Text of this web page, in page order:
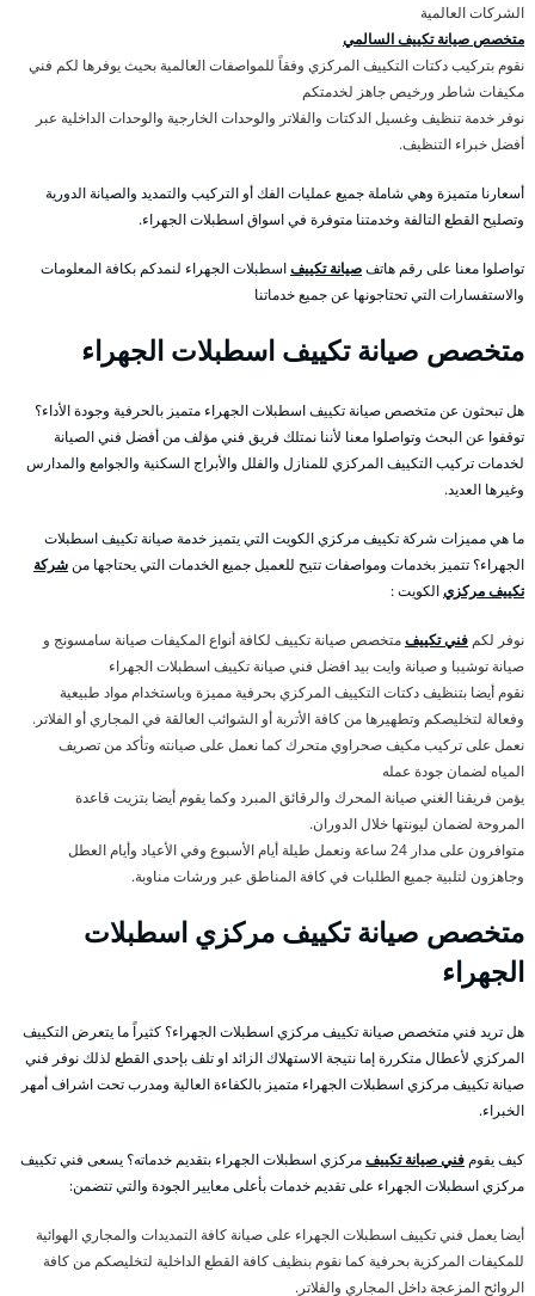
الشركات العالمية
متخصص صيانة تكييف السالمي
نقوم بتركيب دكتات التكييف المركزي وفقاً للمواصفات العالمية بحيث يوفرها لكم فني
مكيفات شاطر ورخيص جاهز لخدمتكم
نوفر خدمة تنظيف وغسيل الدكتات والفلاتر والوحدات الخارجية والوحدات الداخلية عبر
أفضل خبراء التنظيف.
أسعارنا متميزة وهي شاملة جميع عمليات الفك أو التركيب والتمديد والصيانة الدورية
وتصليح القطع التالفة وخدمتنا متوفرة في اسواق اسطبلات الجهراء.
تواصلوا معنا على رقم هاتفصيانة تكييفاسطبلات الجهراء لنمدكم بكافة المعلومات
والاستفسارات التي تحتاجونها عن جميع خدماتنا
متخصص صيانة تكييف اسطبلات الجهراء
هل تبحثون عن متخصص صيانة تكييف اسطبلات الجهراء متميز بالحرفية وجودة الأداء؟
توقفوا عن البحث وتواصلوا معنا لأننا نمتلك فريق فني مؤلف من أفضل فني الصيانة
لخدمات تركيب التكييف المركزي للمنازل والفلل والأبراج السكنية والجوامع والمدارس
وغيرها العديد.
ما هي مميزات شركة تكييف مركزي الكويت التي يتميز خدمة صيانة تكييف اسطبلات
الجهراء؟ تتميز بخدمات ومواصفات تتيح للعميل جميع الخدمات التي يحتاجها منشركة
تكييف مركزيالكويت :
نوفر لكم فني تكييفمتخصص صيانة تكييف لكافة أنواع المكيفات صيانة سامسونج و
صيانة توشيبا و صيانة وايت بيد افضل فني صيانة تكييف اسطبلات الجهراء
نقوم أيضا بتنظيف دكتات التكييف المركزي بحرفية مميزة وباستخدام مواد طبيعية
وفعالة لتخليصكم وتطهيرها من كافة الأتربة أو الشوائب العالقة في المجاري أو الفلاتر.
نعمل على تركيب مكيف صحراوي متحرك كما نعمل على صيانته وتأكد من تصريف
المياه لضمان جودة عمله
يؤمن فريقنا الغني صيانة المحرك والرقائق المبرد وكما يقوم أيضا بتزيت قاعدة
المروحة لضمان ليونتها خلال الدوران.
متوافرون على مدار 24 ساعة ونعمل طيلة أيام الأسبوع وفي الأعياد وأيام العطل
وجاهزون لتلبية جميع الطلبات في كافة المناطق عبر ورشات مناوبة.
متخصص صيانة تكييف مركزي اسطبلات
الجهراء
هل تريد فني متخصص صيانة تكييف مركزي اسطبلات الجهراء؟ كثيراً ما يتعرض التكييف
المركزي لأعطال متكررة إما نتيجة الاستهلاك الزائد او تلف بإحدى القطع لذلك نوفر فني
صيانة تكييف مركزي اسطبلات الجهراء متميز بالكفاءة العالية ومدرب تحت اشراف أمهر
الخبراء.
كيف يقوم فني صيانة تكييفمركزي اسطبلات الجهراء بتقديم خدماته؟ يسعى فني تكييف
مركزي اسطبلات الجهراء على تقديم خدمات بأعلى معايير الجودة والتي تتضمن:
أيضا يعمل فني تكييف اسطبلات الجهراء على صيانة كافة التمديدات والمجاري الهوائية
للمكيفات المركزية بحرفية كما نقوم بنظيف كافة القطع الداخلية لتخليصكم من كافة
الروائح المزعجة داخل المجاري والفلاتر.